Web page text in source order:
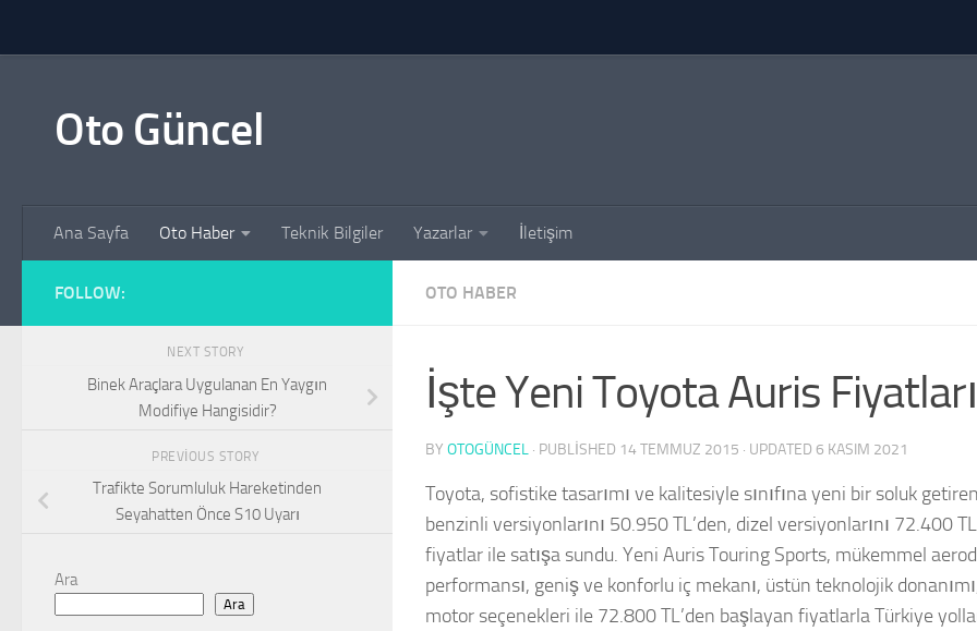
Oto Güncel
Ana Sayfa Oto Haber Teknik Bilgiler Yazarlar İletişim
OTO HABER
İşte Yeni Toyota Auris Fiyatları
BY OTOGÜNCEL · PUBLISHED 14 TEMMUZ 2015 · UPDATED 6 KASIM 2021
Toyota, sofistike tasarımı ve kalitesiyle sınıfına yeni bir soluk
benzinli versiyonlarını 50.950 TL’den, dizel versiyonlarını 72.400
fiyatlar ile satışa sundu. Yeni Auris Touring Sports, mükemmel
performansı, geniş ve konforlu iç mekanı, üstün teknolojik
motor seçenekleri ile 72.800 TL’den başlayan fiyatlarla Türkiye
FOLLOW:
NEXT STORY
Binek Araçlara Uygulanan En Yaygın
Modifiye Hangisidir?
PREVIOUS STORY
Trafikte Sorumluluk Hareketinden
Seyahatten Önce S10 Uyarı
Ara
Ara